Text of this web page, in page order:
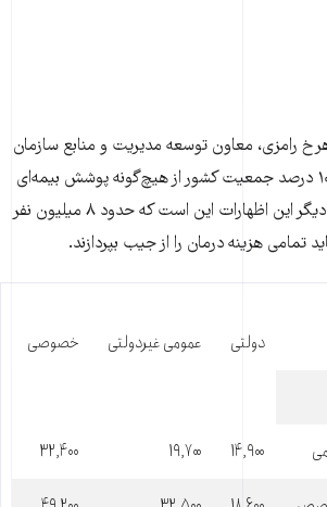
رامزی، معاون توسعه مدیریت و منابع سازمان
بیمه سلامت گفته بود: ۱۰ درصد جمعیت کشور از هیچ‌گونه پوشش بیمه‌ای
برخوردار نیستند. معنای دیگر این اظهارات این است که حدود ۸ میلیون نفر
تمامی هزینه درمان را از جیب بپردازند.
دولتی عمومی غیردولتی
خصوصی
۱۴,۹۰۰ ۱۹,۷۰۰
۳۲,۴۰۰